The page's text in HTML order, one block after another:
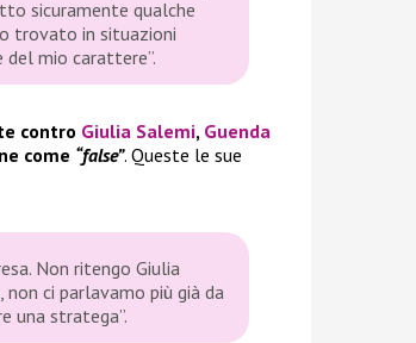
sicuramente qualche
trovato in situazioni
mio carattere”.
contro Giulia Salemi, Guenda
come “false”. Queste le sue
Non ritengo Giulia
non ci parlavamo più già da
una stratega”.